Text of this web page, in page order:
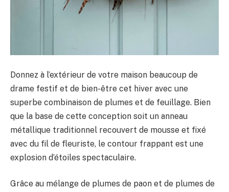
Donnez à l’extérieur de votre maison beaucoup de
drame festif et de bien-être cet hiver avec une
superbe combinaison de plumes et de feuillage. Bien
que la base de cette conception soit un anneau
métallique traditionnel recouvert de mousse et fixé
avec du fil de fleuriste, le contour frappant est une
explosion d’étoiles spectaculaire.
Grâce au mélange de plumes de paon et de plumes de